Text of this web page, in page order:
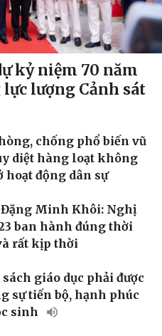
Giáo dục
Dấu ấn VOV
Việc làm
Biển đảo
kỷ niệm 70 năm
lượng Cảnh sát
chống phổ biến vũ
diệt hàng loạt không
hoạt động dân sự
Đặng Minh Khôi: Nghị
ban hành đúng thời
rất kịp thời
giáo dục phải được
sự tiến bộ, hạnh phúc
sinh